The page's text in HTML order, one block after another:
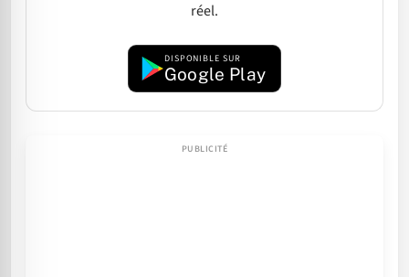
réel.
DISPONIBLE SUR
Google Play